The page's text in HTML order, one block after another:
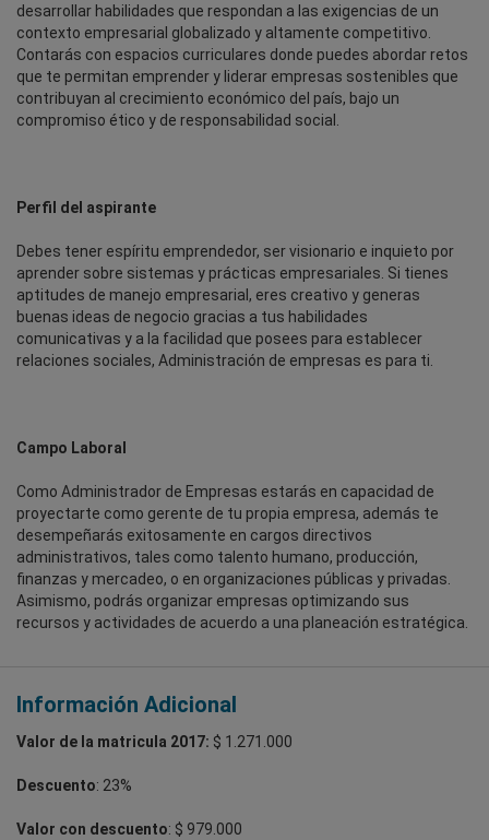
desarrollar habilidades que respondan a las exigencias de un
contexto empresarial globalizado y altamente competitivo.
Contarás con espacios curriculares donde puedes abordar retos
que te permitan emprender y liderar empresas sostenibles que
contribuyan al crecimiento económico del país, bajo un
compromiso ético y de responsabilidad social.
Perfil del aspirante
Debes tener espíritu emprendedor, ser visionario e inquieto por
aprender sobre sistemas y prácticas empresariales. Si tienes
aptitudes de manejo empresarial, eres creativo y generas
buenas ideas de negocio gracias a tus habilidades
comunicativas y a la facilidad que posees para establecer
relaciones sociales, Administración de empresas es para ti.
Campo Laboral
Como Administrador de Empresas estarás en capacidad de
proyectarte como gerente de tu propia empresa, además te
desempeñarás exitosamente en cargos directivos
administrativos, tales como talento humano, producción,
finanzas y mercadeo, o en organizaciones públicas y privadas.
Asimismo, podrás organizar empresas optimizando sus
recursos y actividades de acuerdo a una planeación estratégica.
Información Adicional
Valor de la matricula 2017: $ 1.271.000
Descuento: 23%
Valor con descuento: $ 979.000